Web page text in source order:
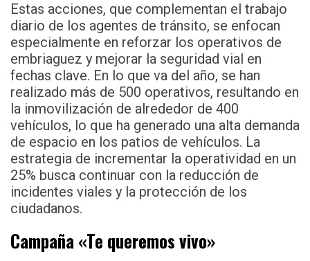
Estas acciones, que complementan el trabajo
diario de los agentes de tránsito, se enfocan
especialmente en reforzar los operativos de
embriaguez y mejorar la seguridad vial en
fechas clave. En lo que va del año, se han
realizado más de 500 operativos, resultando en
la inmovilización de alrededor de 400
vehículos, lo que ha generado una alta demanda
de espacio en los patios de vehículos. La
estrategia de incrementar la operatividad en un
25% busca continuar con la reducción de
incidentes viales y la protección de los
ciudadanos.
Campaña «Te queremos vivo»